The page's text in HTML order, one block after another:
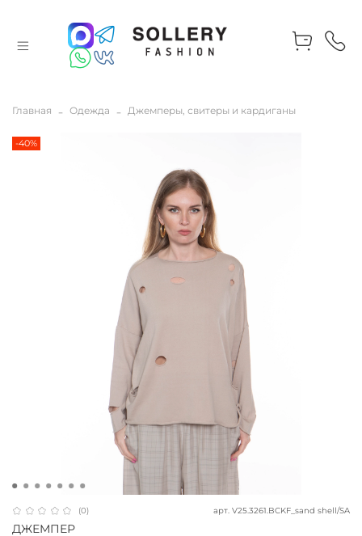
Главная Одежда Джемперы, свитеры и кардиганы
-40%
(0) арт. V25.3261.BCKF_sand shell/SA
ДЖЕМПЕР